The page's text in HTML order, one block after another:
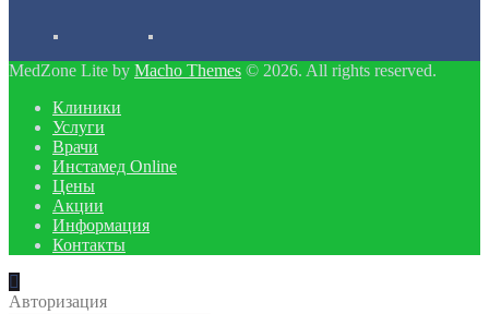
MedZone Lite by Macho Themes © 2026. All rights reserved.
Клиники
Услуги
Врачи
Инстамед Online
Цены
Акции
Информация
Контакты
Авторизация